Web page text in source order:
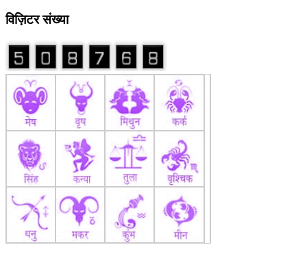
विज़िटर संख्या